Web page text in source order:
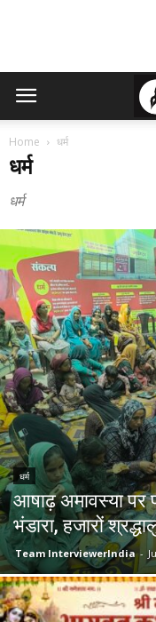
Home धर्म
धर्म
धर्म
धर्म
आषाढ़ अमावस्या पर
भंडारा, हजारों
Team InterviewerIndia -